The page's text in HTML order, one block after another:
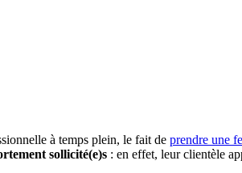
à temps plein, le fait de prendre une
sollicité(e)s : en effet, leur clientèle